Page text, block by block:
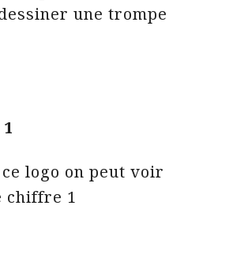
une trompe
logo on peut voir
chiffre 1